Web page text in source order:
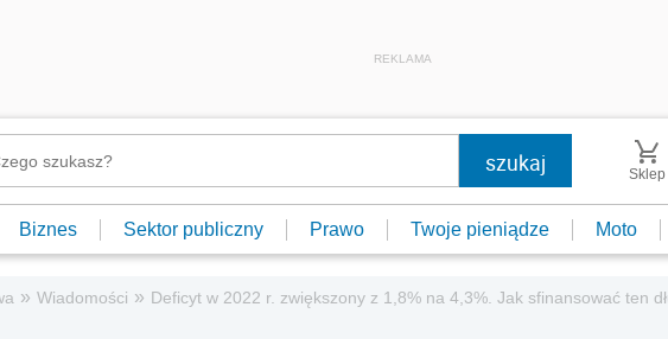
REKLAMA
Sklep
Biznes Sektor publiczny Prawo Twoje pieniądze Moto
» Wiadomości » Deficyt w 2022 r. zwiększony z 1,8% na 4,3%. Jak sfinansować ten